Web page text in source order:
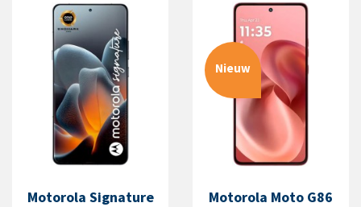
Motorola Signature
Nieuw
Motorola Moto G86